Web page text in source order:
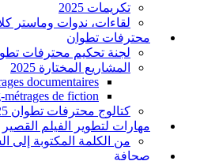
تكريمات 2025
لقاءات، ندوات وماستر
محترفات تطوان
لجنة تحكيم محترفات
المشاريع المختارة 2025
documentaires
métrages de fiction
كتالوج محترفات تطوان 2025
مهارات لتطوير الفيلم القصير
من الكلمة المكتوبة إلى
صحافة